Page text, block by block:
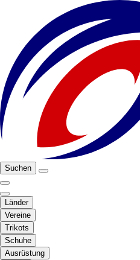
Suchen
Länder
Vereine
Trikots
Schuhe
Ausrüstung